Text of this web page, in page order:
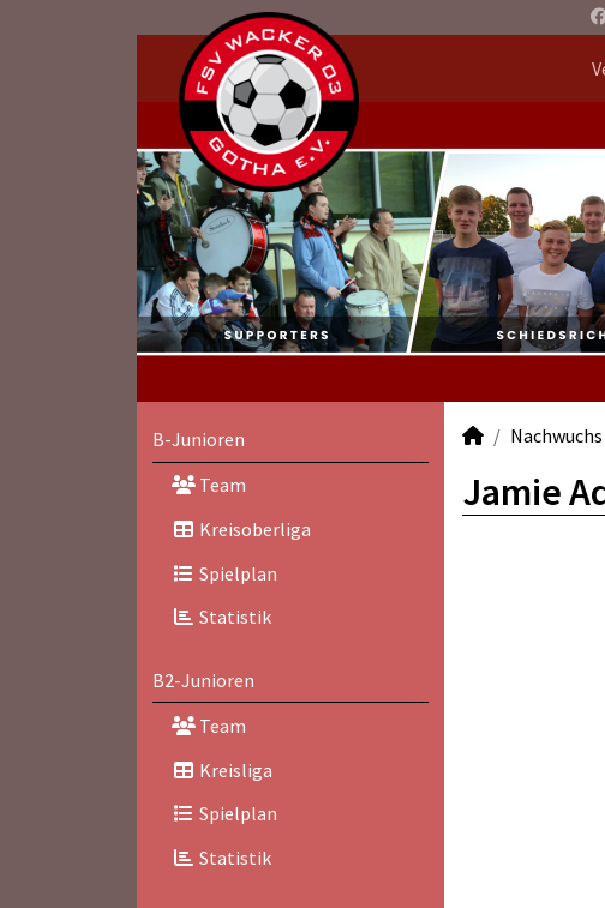
B-Junioren
Team
Kreisoberliga
Spielplan
Statistik
B2-Junioren
Team
Kreisliga
Spielplan
Statistik
Nachwuchs
Jamie